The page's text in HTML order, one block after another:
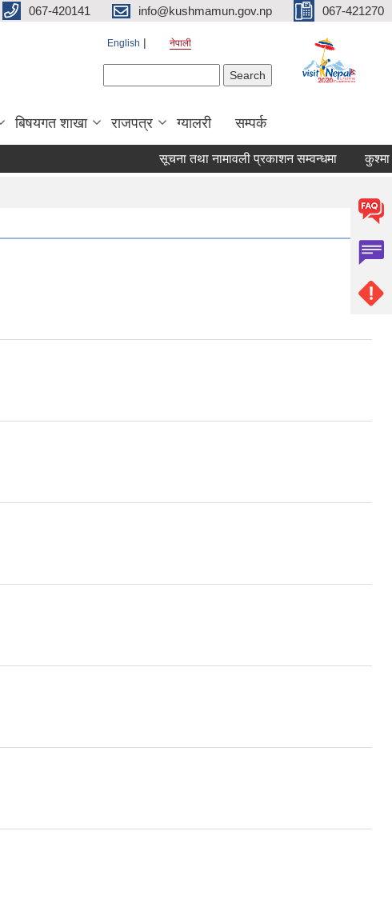
067-420141 info@kushmamun.gov.np 067-421270
English नेपाली
बिषयगत शाखा राजपत्र ग्यालरी सम्पर्क
सूचना तथा नामावली प्रकाशन सम्वन्धमा कुश्मा